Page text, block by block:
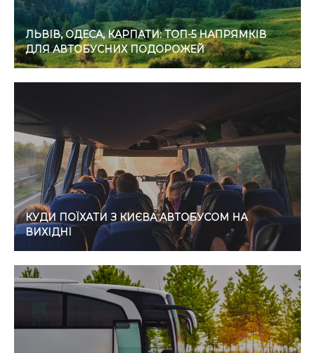
ЛЬВІВ, ОДЕСА, КАРПАТИ: ТОП-5 НАПРЯМКІВ
ДЛЯ АВТОБУСНИХ ПОДОРОЖЕЙ
КУДИ ПОЇХАТИ З КИЄВА АВТОБУСОМ НА
ВИХІДНІ